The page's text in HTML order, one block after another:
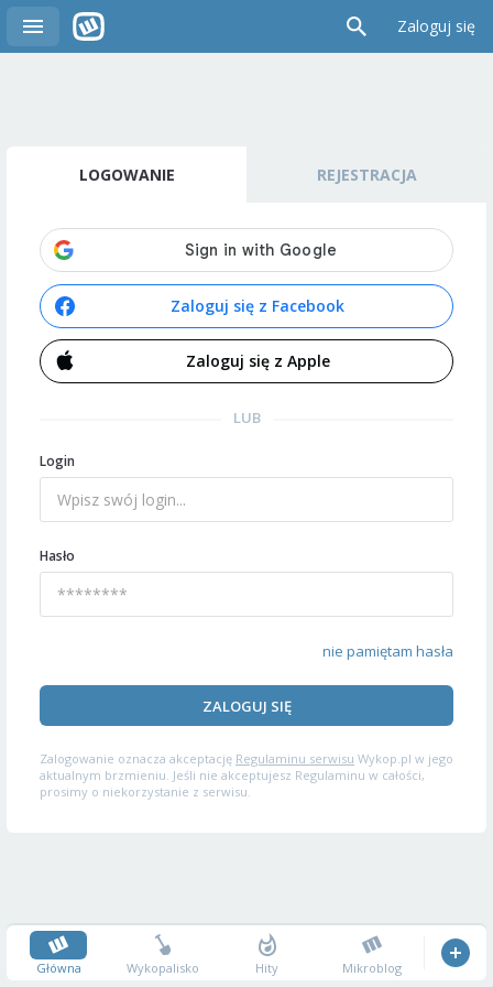
Zaloguj się
LOGOWANIE REJESTRACJA
Zaloguj się z Facebook
Zaloguj się z Apple
LUB
Login
Hasło
nie pamiętam hasła
ZALOGUJ SIĘ
Zalogowanie oznacza akceptację Regulaminu serwisu Wykop.pl w jego
aktualnym brzmieniu. Jeśli nie akceptujesz Regulaminu w całości,
prosimy o niekorzystanie z serwisu.
Główna Wykopalisko Hity Mikroblog